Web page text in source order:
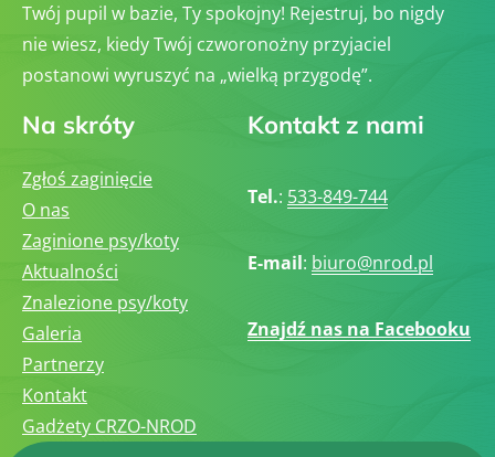
Twój pupil w bazie, Ty spokojny! Rejestruj, bo nigdy
nie wiesz, kiedy Twój czworonożny przyjaciel
postanowi wyruszyć na „wielką przygodę”.
Na skróty
Zgłoś zaginięcie
O nas
Zaginione psy/koty
Aktualności
Znalezione psy/koty
Galeria
Partnerzy
Kontakt
Gadżety CRZO-NROD
Kontakt z nami
Tel.: 533-849-744
E-mail: biuro@nrod.pl
Znajdź nas na Facebooku